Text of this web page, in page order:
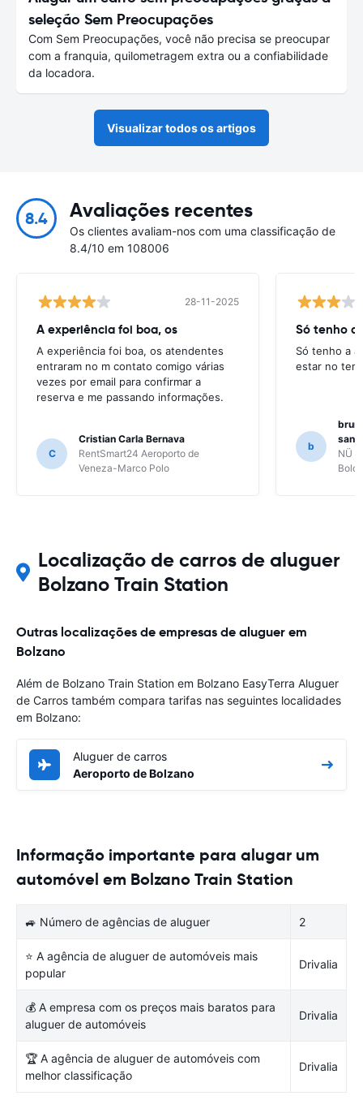
seleção Sem Preocupações
Com Sem Preocupações, você não precisa se preocupar
com a franquia, quilometragem extra ou a confiabilidade
da locadora.
Visualizar todos os artigos
8.4 Avaliações recentes
Os clientes avaliam-nos com uma classificação de
8.4/10 em 108006
28-11-2025
A experiência foi boa, os
A experiência foi boa, os atendentes
entraram no m contato comigo várias
vezes por email para confirmar a
reserva e me passando informações.
C
Cristian Carla Bernava
RentSmart24 Aeroporto de
Veneza-Marco Polo
Só tenho a
Só tenho a
estar no
b
NÜ
Localização de carros de aluguer
Bolzano Train Station
Outras localizações de empresas de aluguer em
Bolzano
Além de Bolzano Train Station em Bolzano EasyTerra Aluguer
de Carros também compara tarifas nas seguintes localidades
em Bolzano:
Aluguer de carros
Aeroporto de Bolzano
Informação importante para alugar um
automóvel em Bolzano Train Station
🚙 Número de agências de aluguer 2
⭐ A agência de aluguer de automóveis mais
popular
Drivalia
💰 A empresa com os preços mais baratos para
aluguer de automóveis
Drivalia
🏆 A agência de aluguer de automóveis com
melhor classificação
Drivalia